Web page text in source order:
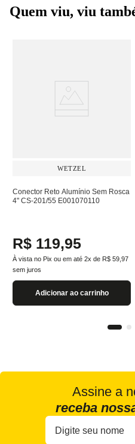
Quem viu, viu
WETZEL
Conector Reto Alumínio Sem Rosca
4" CS-201/55 E001070110
R$ 119,95
À vista no Pix ou em até 2x de R$ 59 97
sem juros
Adicionar ao carrinho
Assine a
receba